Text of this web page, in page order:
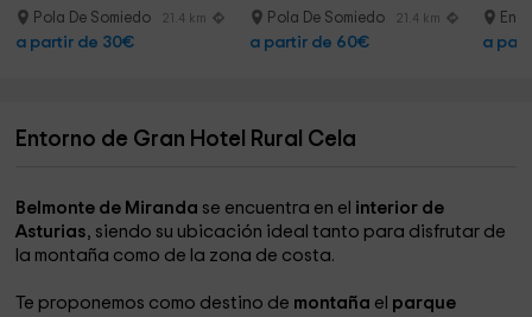
Pola De Somiedo 21.4 km
a partir de 30€
Pola De Somiedo 21.4 km
a partir de 60€ a
Entorno de Gran Hotel Rural Cela
Belmonte de Miranda se encuentra en el interior de
Asturias, siendo su ubicación ideal tanto para disfrutar de
la montaña como de la zona de costa.
Te proponemos como destino de montaña el parque